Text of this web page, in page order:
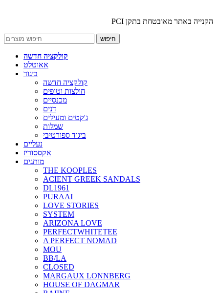
הקנייה באתר מאובטחת בתקן PCI
חיפוש
קולקציה חדשה
אאוטלט
ביגוד
קולקציה חדשה
חולצות וטופים
מכנסיים
דנים
ג'קטים ומעילים
שמלות
ביגוד ספורטיבי
נעליים
אקססוריז
מותגים
THE KOOPLES
ACIENT GREEK SANDALS
DL1961
PURAAI
LOVE STORIES
SYSTEM
ARIZONA LOVE
PERFECTWHITETEE
A PERFECT NOMAD
MOU
BB/LA
CLOSED
MARGAUX LONNBERG
HOUSE OF DAGMAR